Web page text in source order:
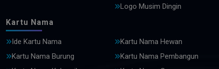
Logo Musim Dingin
Kartu Nama
Ide Kartu Nama
Kartu Nama Hewan
Kartu Nama Burung
Kartu Nama Pembangun